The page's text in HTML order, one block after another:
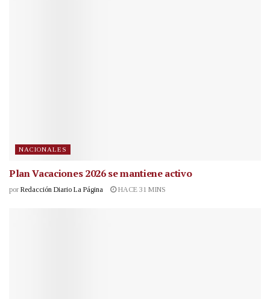
NACIONALES
Plan Vacaciones 2026 se mantiene activo
por Redacción Diario La Página HACE 31 MINS